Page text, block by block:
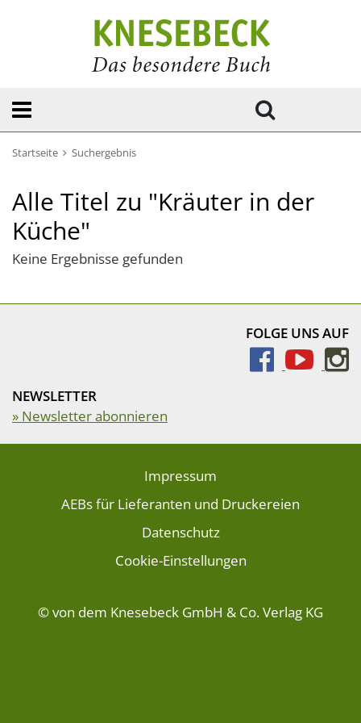
Startseite Suchergebnis
Alle Titel zu "Kräuter in der
Küche"
Keine Ergebnisse gefunden
FOLGE UNS AUF
NEWSLETTER
» Newsletter abonnieren
Impressum
AEBs für Lieferanten und Druckereien
Datenschutz
Cookie-Einstellungen
© von dem Knesebeck GmbH & Co. Verlag KG